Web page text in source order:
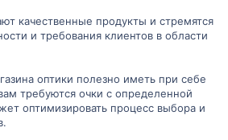
качественные продукты и стремятся
и требования клиентов в области
оптики полезно иметь при себе
требуются очки с определенной
оптимизировать процесс выбора и